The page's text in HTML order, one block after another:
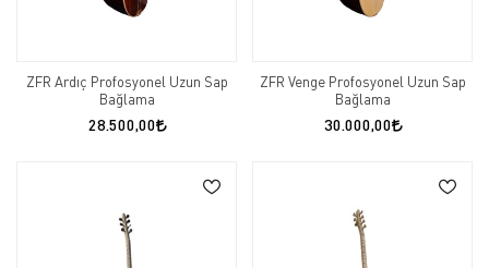
ZFR Ardıç Profosyonel Uzun Sap
Bağlama
28.500,00
ZFR Venge Profosyonel Uzun Sap
Bağlama
30.000,00